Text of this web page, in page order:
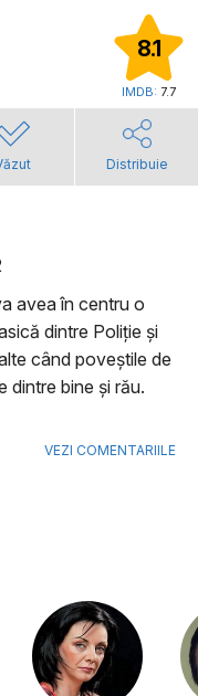
8.1
IMDB: 7.7
Distribuie
avea în centru o
dintre Poliție și
când poveștile de
dintre bine și rău.
VEZI COMENTARIILE